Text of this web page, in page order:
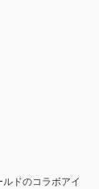
ドのコラボアイ